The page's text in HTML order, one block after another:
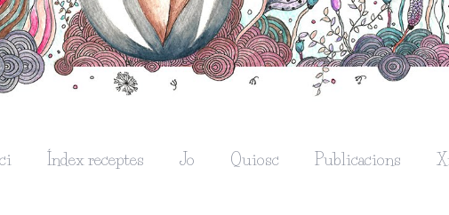
Índex receptes Jo Quiosc Publicacions